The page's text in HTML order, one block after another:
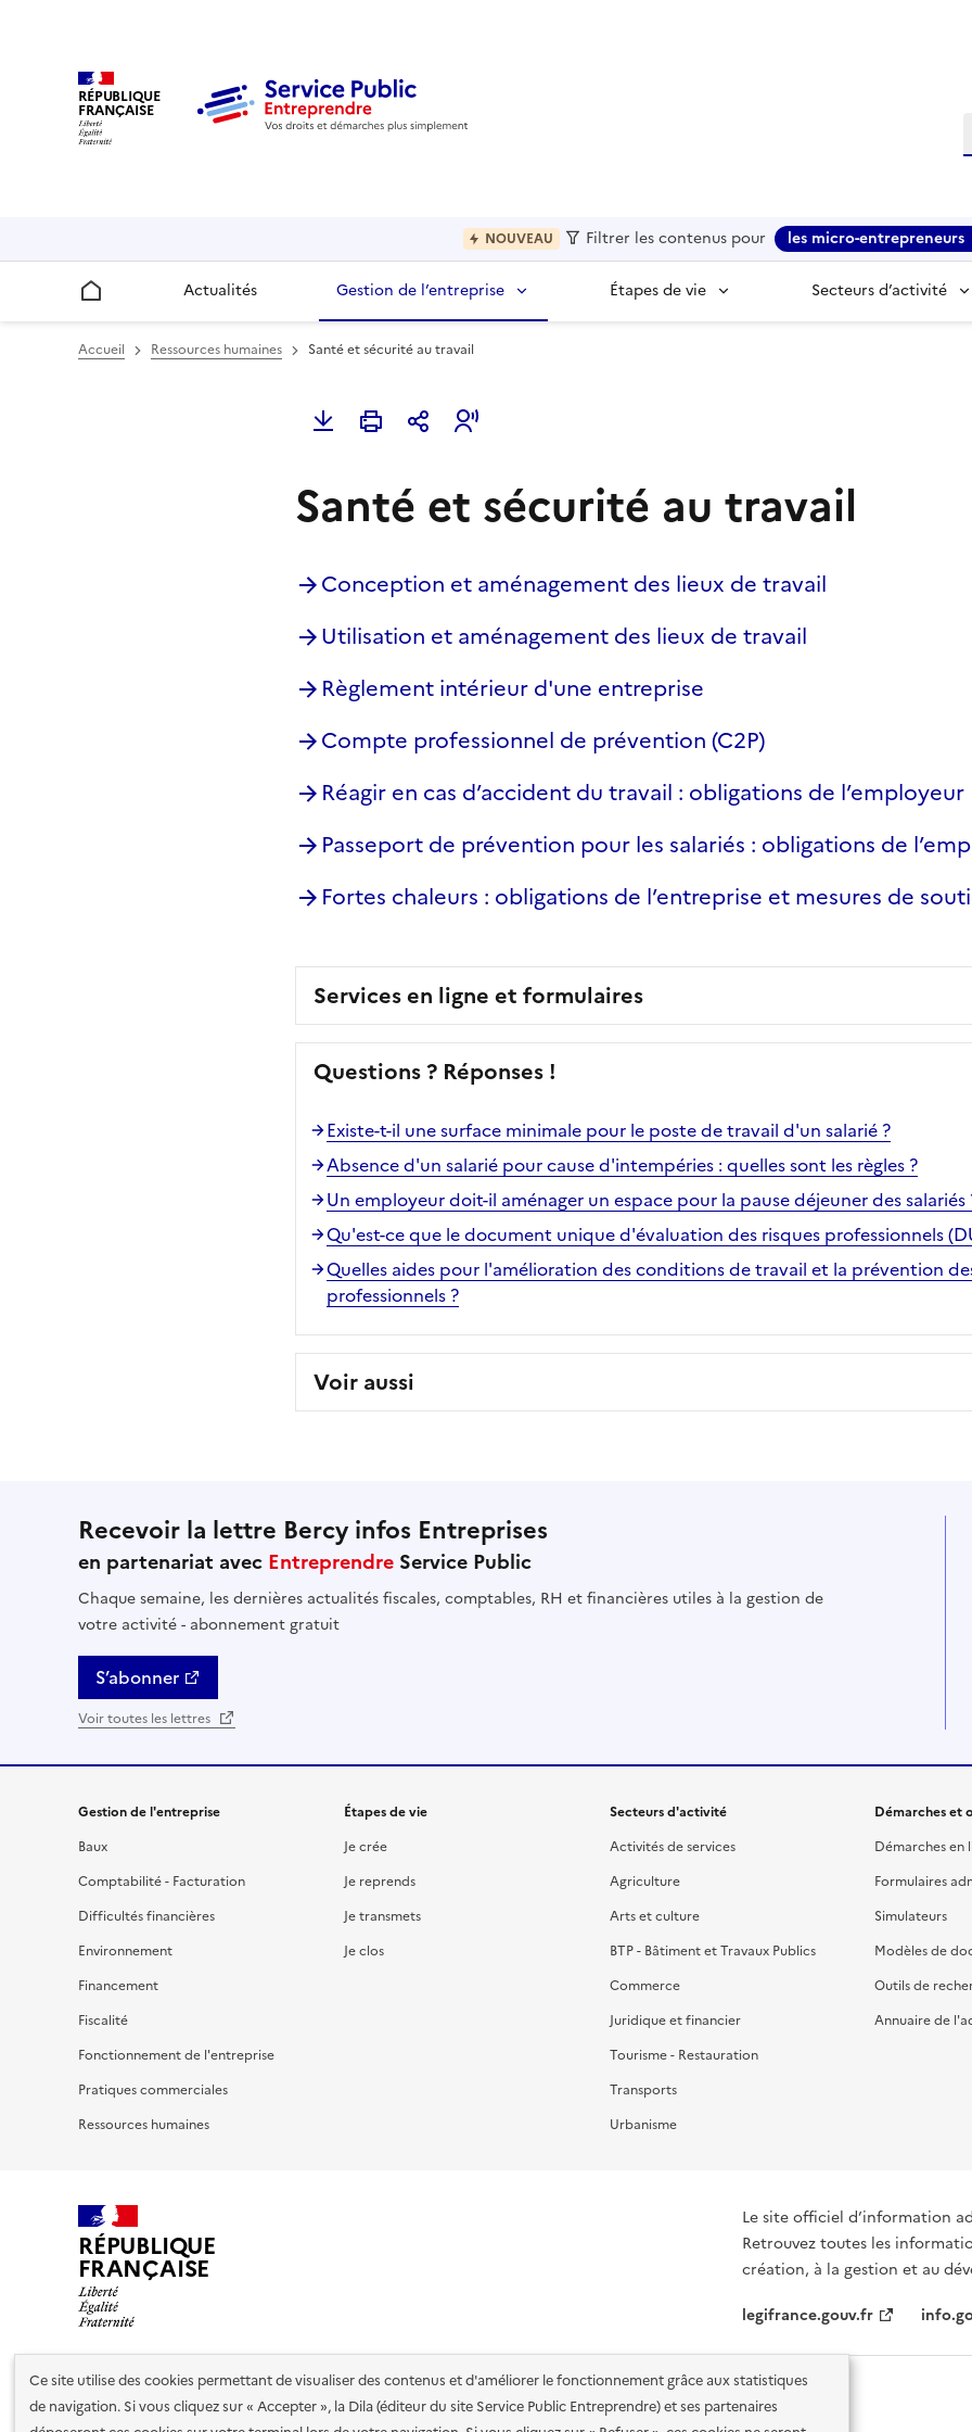
Ce site utilise des cookies permettant de visualiser des contenus et d'améliorer le fonctionnement grâce aux statistiques
de navigation. Si vous cliquez sur « Accepter », la Dila (éditeur du site Service Public Entreprendre) et ses partenaires
RÉPUBLIQUE
FRANÇAISE
NOUVEAU Filtrer les contenus pour les micro-entrepreneurs
Accueil Actualités Gestion de l’entreprise Étapes de vie Secteurs d’activité
Accueil Ressources humaines Santé et sécurité au travail
Santé et sécurité au travail
Conception et aménagement des lieux de travail
Utilisation et aménagement des lieux de travail
Règlement intérieur d'une entreprise
Compte professionnel de prévention (C2P)
Réagir en cas d’accident du travail : obligations de l’employeur
Passeport de prévention pour les salariés : obligations de
Fortes chaleurs : obligations de l’entreprise et mesures de
Services en ligne et formulaires
Questions ? Réponses !
Existe-t-il une surface minimale pour le poste de travail d'un salarié ?
Absence d'un salarié pour cause d'intempéries : quelles sont les règles ?
Un employeur doit-il aménager un espace pour la pause déjeuner des salariés
Qu'est-ce que le document unique d'évaluation des risques professionnels
Quelles aides pour l'amélioration des conditions de travail et la prévention
professionnels ?
Voir aussi
Recevoir la lettre Bercy infos Entreprises
en partenariat avec Entreprendre Service Public
Chaque semaine, les dernières actualités fiscales, comptables, RH et financières utiles à la gestion de
votre activité - abonnement gratuit
S’abonner
Voir toutes les lettres
Gestion de l'entreprise
Baux
Comptabilité - Facturation
Difficultés financières
Environnement
Financement
Fiscalité
Fonctionnement de l'entreprise
Pratiques commerciales
Ressources humaines
Étapes de vie
Je crée
Je reprends
Je transmets
Je clos
Secteurs d'activité
Activités de services
Agriculture
Arts et culture
BTP - Bâtiment et Travaux Publics
Commerce
Juridique et financier
Tourisme - Restauration
Transports
Urbanisme
Démarches et
Démarches en
Formulaires
Simulateurs
Modèles de
Outils de
Annuaire de
RÉPUBLIQUE
FRANÇAISE
Le site officiel d’information
Retrouvez toutes les
création, à la gestion et au
legifrance.gouv.fr
Nos partenaires